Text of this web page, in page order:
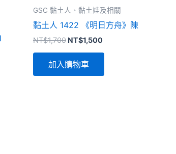
GSC 黏土人、黏土娃及相關
黏土人 1422 《明日方舟》陳
NT$1,700 原
格：
NT$1,700。
NT$1,500目
NT$1,500。
加入購物車